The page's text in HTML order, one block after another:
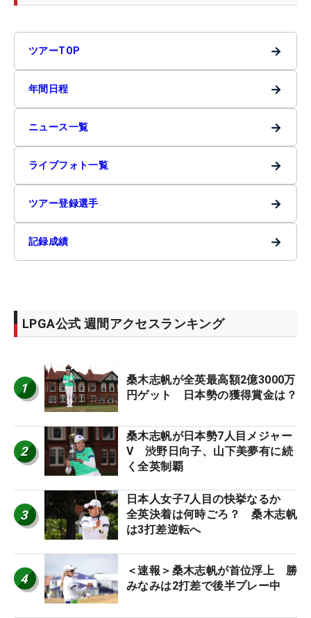
ツアーTOP →
年間日程 →
ニュース一覧 →
ライブフォト一覧 →
ツアー登録選手 →
記録成績 →
LPGA公式 週間アクセスランキング
1
桑木志帆が全英最高額2億3000万
円ゲット 日本勢の獲得賞金は？
2
桑木志帆が日本勢7人目メジャー
V 渋野日向子、山下美夢有に続
く全英制覇
3
日本人女子7人目の快挙なるか
全英決着は何時ごろ？ 桑木志帆
は3打差逆転へ
4
＜速報＞桑木志帆が首位浮上 勝
みなみは2打差で後半プレー中